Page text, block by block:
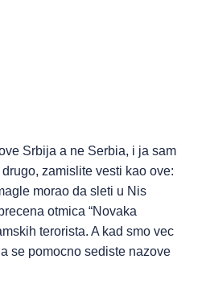
Srbija a ne Serbia, i ja sam
zamislite vesti kao ove:
morao da sleti u Nis
otmica “Novaka
terorista. A kad smo vec
se pomocno sediste nazove